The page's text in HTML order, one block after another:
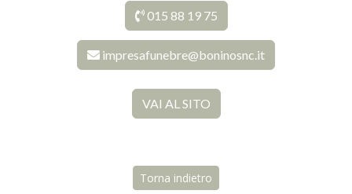
015 88 19 75
impresafunebre@boninosnc.it
VAI AL SITO
Torna indietro